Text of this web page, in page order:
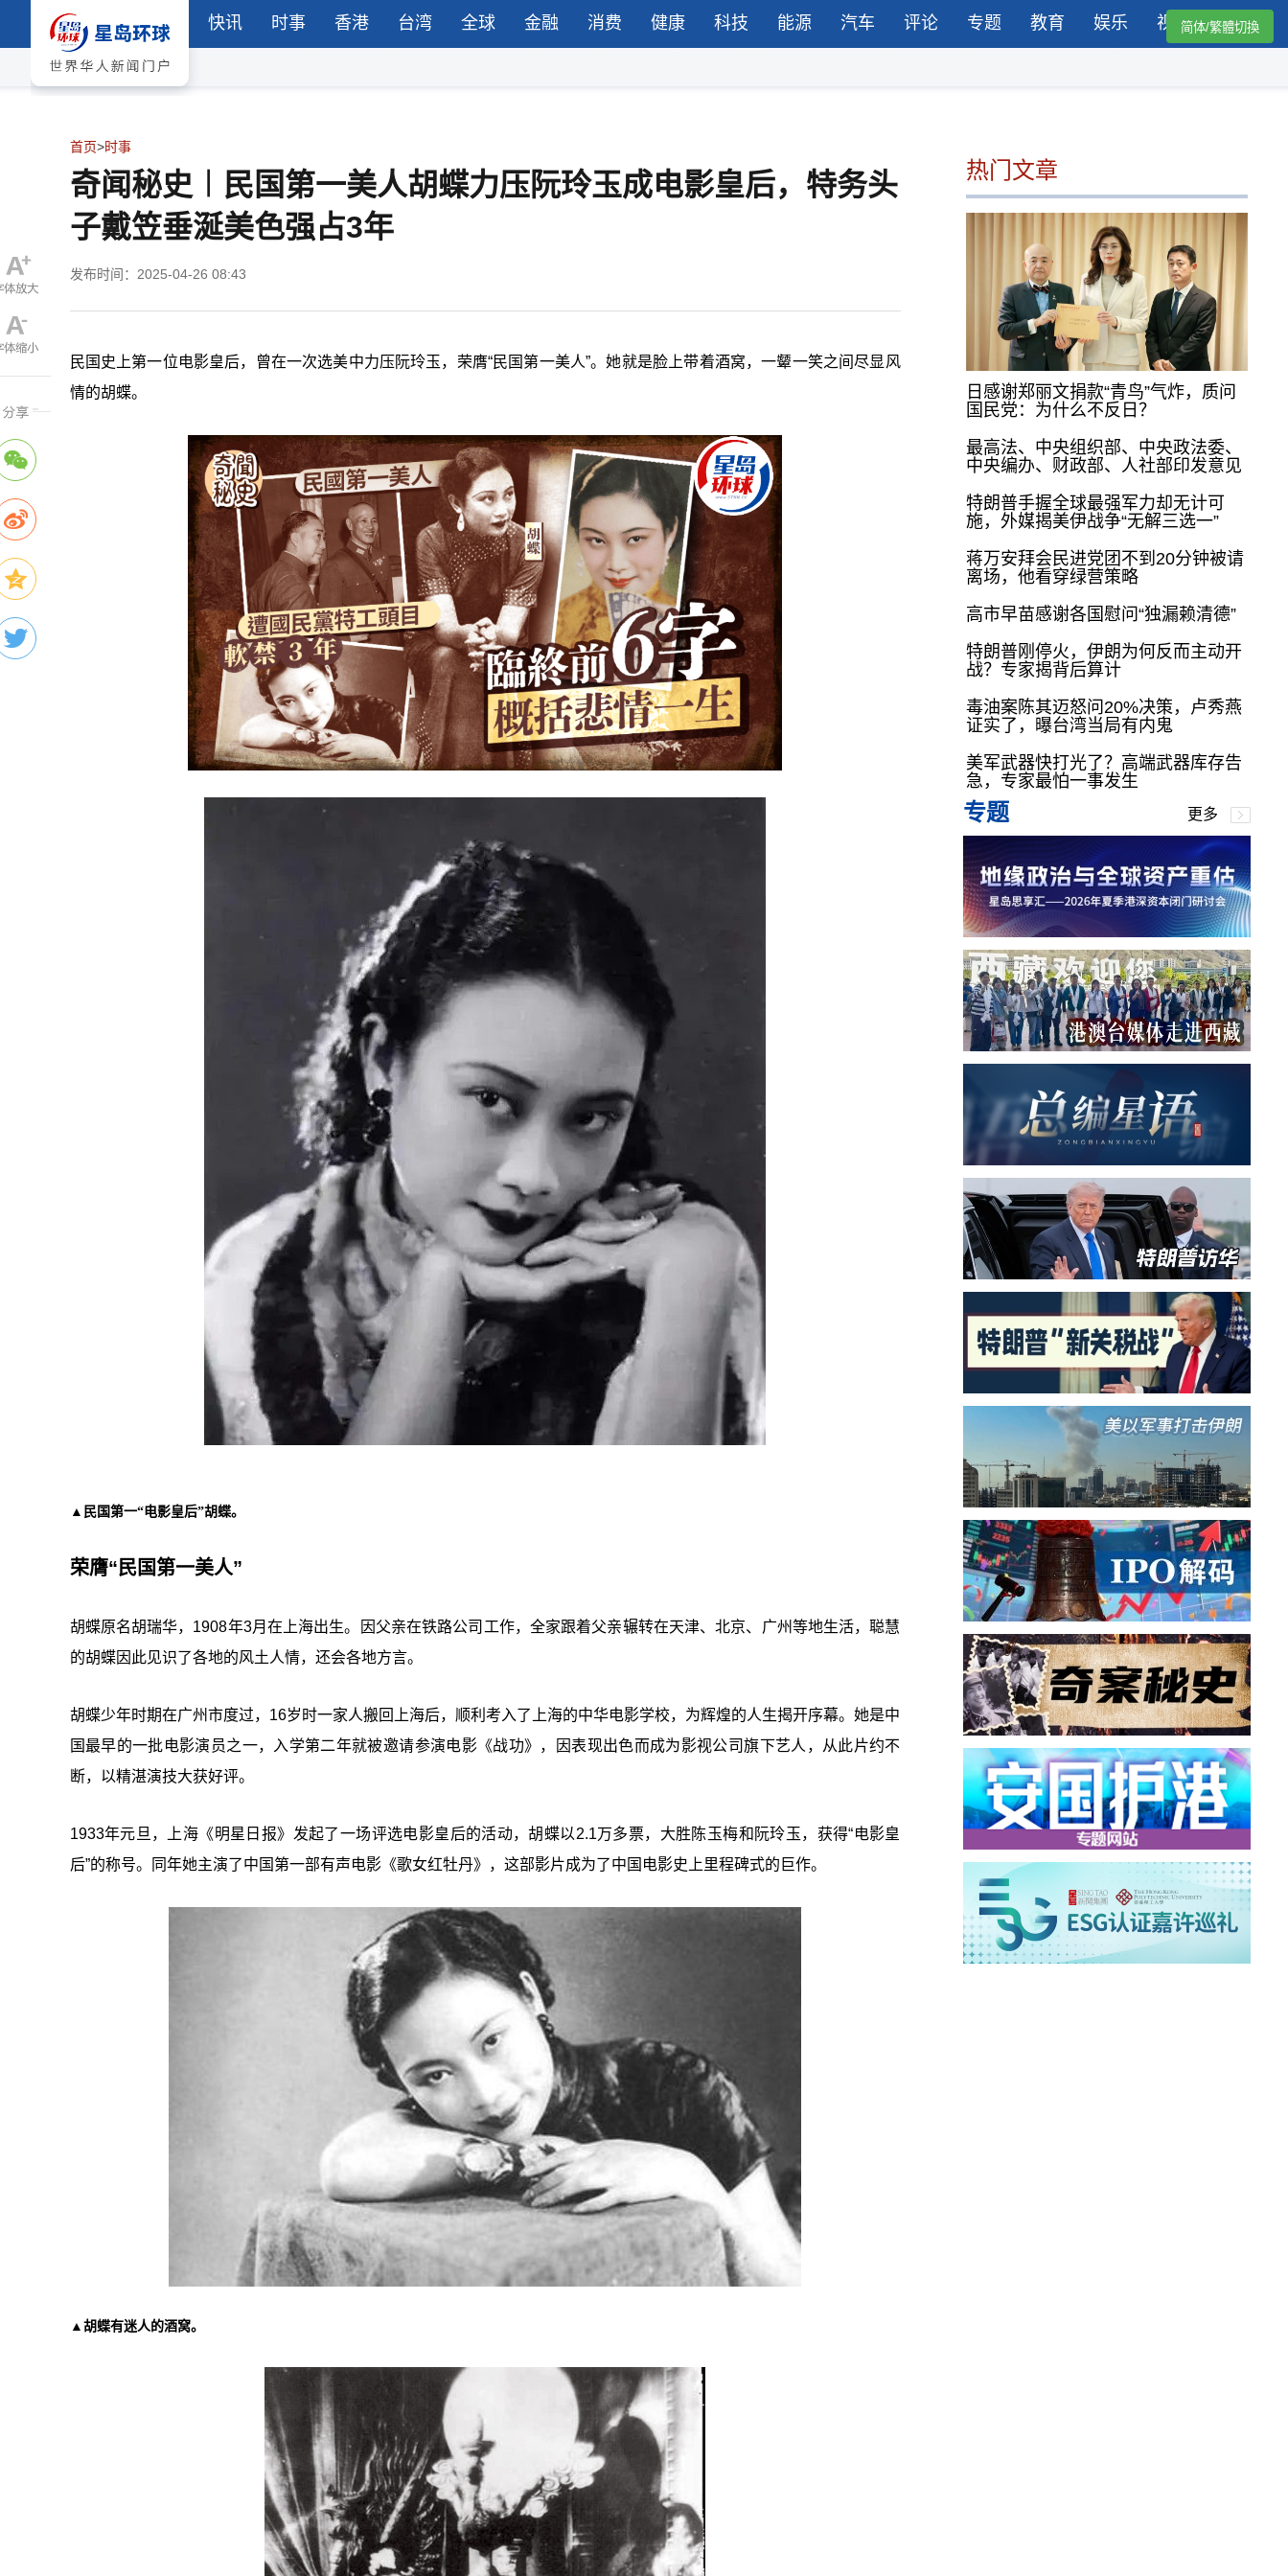
快讯 时事 香港 台湾 全球 金融 消费 健康 科技 能源 汽车 评论 专题 教育 娱乐 视频简体/繁體切換
首页>时事
奇闻秘史︱民国第一美人胡蝶力压阮玲玉成电影皇后，特务头
子戴笠垂涎美色强占3年
发布时间：2025-04-26 08:43
民国史上第一位电影皇后，曾在一次选美中力压阮玲玉，荣膺“民国第一美人”。她就是脸上带着酒窝，一颦一笑之间尽显风
情的胡蝶。
▲民国第一“电影皇后”胡蝶。
荣膺“民国第一美人”
胡蝶原名胡瑞华，1908年3月在上海出生。因父亲在铁路公司工作，全家跟着父亲辗转在天津、北京、广州等地生活，聪慧
的胡蝶因此见识了各地的风土人情，还会各地方言。
胡蝶少年时期在广州市度过，16岁时一家人搬回上海后，顺利考入了上海的中华电影学校，为辉煌的人生揭开序幕。她是中
国最早的一批电影演员之一，入学第二年就被邀请参演电影《战功》，因表现出色而成为影视公司旗下艺人，从此片约不
断，以精湛演技大获好评。
1933年元旦，上海《明星日报》发起了一场评选电影皇后的活动，胡蝶以2.1万多票，大胜陈玉梅和阮玲玉，获得“电影皇
后”的称号。同年她主演了中国第一部有声电影《歌女红牡丹》，这部影片成为了中国电影史上里程碑式的巨作。
▲胡蝶有迷人的酒窝。
热门文章
日感谢郑丽文捐款“青鸟”气炸，质问
国民党：为什么不反日？
最高法、中央组织部、中央政法委、
中央编办、财政部、人社部印发意见
特朗普手握全球最强军力却无计可
施，外媒揭美伊战争“无解三选一”
蒋万安拜会民进党团不到20分钟被请
离场，他看穿绿营策略
高市早苗感谢各国慰问“独漏赖清德”
特朗普刚停火，伊朗为何反而主动开
战？专家揭背后算计
毒油案陈其迈怒问20%决策，卢秀燕
证实了，曝台湾当局有内鬼
美军武器快打光了？高端武器库存告
急，专家最怕一事发生
专题 更多